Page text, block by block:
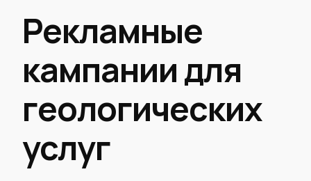
Рекламные
кампании для
геологических
услуг